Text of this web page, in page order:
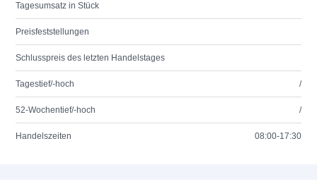
Tagesumsatz in Stück
Preisfeststellungen
Schlusspreis des letzten Handelstages
Tagestief/-hoch /
52-Wochentief/-hoch /
Handelszeiten 08:00-17:30